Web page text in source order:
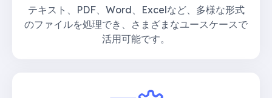
テキスト、PDF、Word、Excelなど、多様な形式
のファイルを処理でき、さまざまなユースケースで
活用可能です。